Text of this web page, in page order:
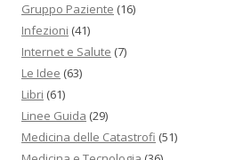
Gruppo Paziente (16)
Infezioni (41)
Internet e Salute (7)
Le Idee (63)
Libri (61)
Linee Guida (29)
Medicina delle Catastrofi (51)